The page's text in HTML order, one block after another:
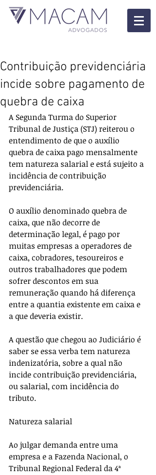
Contribuição previdenciária
incide sobre pagamento de
quebra de caixa
A Segunda Turma do Superior
Tribunal de Justiça (STJ) reiterou o
entendimento de que o auxílio
quebra de caixa pago mensalmente
tem natureza salarial e está sujeito a
incidência de contribuição
previdenciária.
O auxílio denominado quebra de
caixa, que não decorre de
determinação legal, é pago por
muitas empresas a operadores de
caixa, cobradores, tesoureiros e
outros trabalhadores que podem
sofrer descontos em sua
remuneração quando há diferença
entre a quantia existente em caixa e
a que deveria existir.
A questão que chegou ao Judiciário é
saber se essa verba tem natureza
indenizatória, sobre a qual não
incide contribuição previdenciária,
ou salarial, com incidência do
tributo.
Natureza salarial
Ao julgar demanda entre uma
empresa e a Fazenda Nacional, o
Tribunal Regional Federal da 4ª